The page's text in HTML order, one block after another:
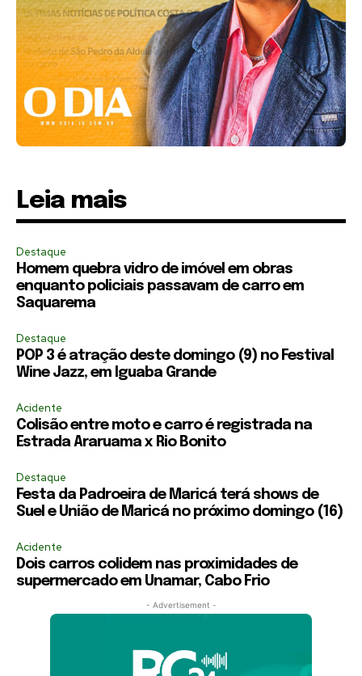
Leia mais
Destaque
Homem quebra vidro de imóvel em obras
enquanto policiais passavam de carro em
Saquarema
Destaque
POP 3 é atração deste domingo (9) no Festival
Wine Jazz, em Iguaba Grande
Acidente
Colisão entre moto e carro é registrada na
Estrada Araruama x Rio Bonito
Destaque
Festa da Padroeira de Maricá terá shows de
Suel e União de Maricá no próximo domingo (16)
Acidente
Dois carros colidem nas proximidades de
supermercado em Unamar, Cabo Frio
- Advertisement -